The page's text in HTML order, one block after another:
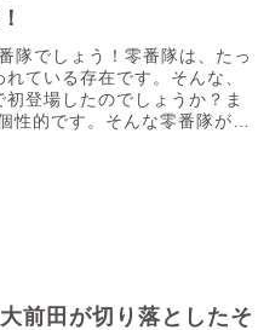
隊でしょう！零番隊は、たっ
ている存在です。そんな、
登場したのでしょうか？ま
性的です。そんな零番隊が、
前田が切り落としたそ